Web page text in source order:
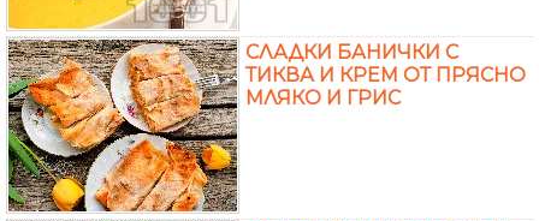
СЛАДКИ БАНИЧКИ С
ТИКВА И КРЕМ ОТ ПРЯСНО
МЛЯКО И ГРИС